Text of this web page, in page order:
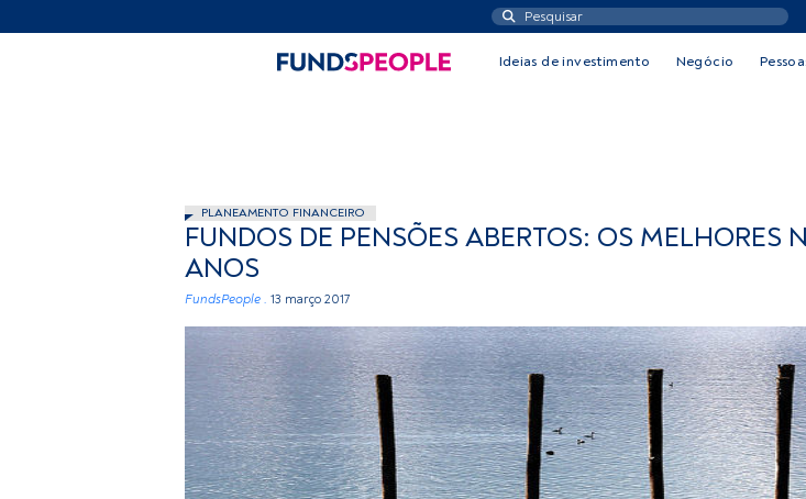
Ideias de investimento Negócio
PLANEAMENTO FINANCEIRO
FUNDOS DE PENSÕES ABERTOS: OS MELHORES
ANOS
FundsPeople . 13 março 2017